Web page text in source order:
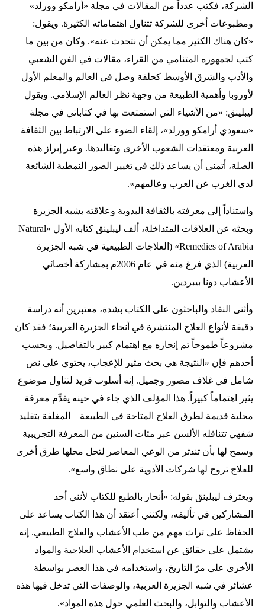
الشركة، فكتب عدداً من المقالات في مجلة «أرامكو وورلد»
ومطبوعات أخرى للشركة تتناول اهتماماته الكثيرة. ويقول:
«كان هناك الكثير مما يمكن أن نتحدث عنه». وكان من بين ما
كتب لجمهوره المتنامي من القراء، مقالات في الفن الشعبي
والأدب والشرق الأوسط كحلقة وصل في العالم والمعلم الأول
لأوروبا وأهمية الطبيعة من وجهة نظر العالم الإسلامي. ويقول
ليبلينق: «من الأشياء التي استمتعت بها في كتاباتي في مجلة
«سعودي أرامكو وورلد»، إلقاء الضوء على الارتباط بين الثقافة
العربية ومعتقدات الشعوب الأخرى وتقاليدها. وعبر إبراز هذه
الصلة، أتمنى أن يساعد ذلك في تغيير الصور النمطية الشائعة
لدى الغرب عن العرب وعالمهم».
واستناداً إلى معرفته بالثقافة البدوية وعلاقته بشبه الجزيرة
وبحثه عن العلاقات المتداخلة، ألف ليبلينق كتابه الأول «Natural
Remedies of Arabia» (العلاجات الطبيعية في شبه الجزيرة
العربية) الذي فرغ منه في عام 2006م بمشاركة أخصائي
الأعشاب دونا بيبردين.
وأثنى النقاد والباحثون على الكتاب بشدة، معتبرين أنه دراسة
دقيقة لأنواع العلاج المنتشرة في أنحاء الجزيرة العربية؛ فقد كان
مشروعاً طموحاً تم إنجازه مع اهتمام كبير بالتفاصيل. وبحسب
أحدهم فإن «النتيجة هي بحث مثير للإعجاب، يحتوي على نص
شامل في غلاف مصور وجميل. إنه أسلوب فريد لتناول موضوع
يثير اهتماماً كبيراً. هذا المؤلف الذي جاء في حينه يقدِّم معرفة
محلية قديمة لطرق العلاج المتاحة في الطبيعة – المغلفة بتقليد
شفهي تتناقله الألسن عبر مئات السنين من المعرفة التجريبية –
وسمح لها بأن تندثر من الوعي المعاصر لتحل محلها طرق أخرى
للعلاج تروج لها شركات الأدوية على نطاق واسع».
ويعترف ليبلينق بقوله: «أنحاز بالطبع للكتاب لأنني أحد
المشاركين في تأليفه، ولكنني أعتقد أن هذا الكتاب يساعد على
الحفاظ على تراث مهم من طب الأعشاب والعلاج الطبيعي. إنه
يشتمل على حقائق عن استخدام الأعشاب العلاجية والمواد
الأخرى على مرّ التاريخ، واستخدامه في هذا العصر بواسطة
عشائر في شبه الجزيرة العربية، والوصفات التي تدخل فيها هذه
الأعشاب والتوابل، والبحث العلمي حول هذه المواد».